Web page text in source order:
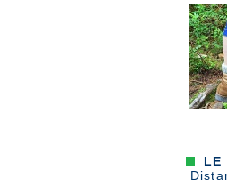
LE